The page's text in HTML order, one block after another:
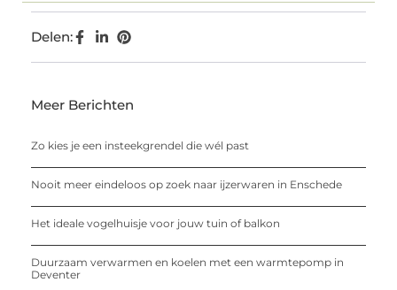
Delen:
Meer Berichten
Zo kies je een insteekgrendel die wél past
Nooit meer eindeloos op zoek naar ijzerwaren in Enschede
Het ideale vogelhuisje voor jouw tuin of balkon
Duurzaam verwarmen en koelen met een warmtepomp in
Deventer